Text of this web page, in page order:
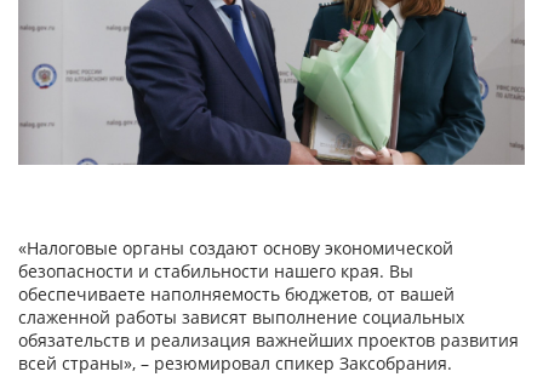
«Налоговые органы создают основу экономической
безопасности и стабильности нашего края. Вы
обеспечиваете наполняемость бюджетов, от вашей
слаженной работы зависят выполнение социальных
обязательств и реализация важнейших проектов развития
всей страны», – резюмировал спикер Заксобрания.